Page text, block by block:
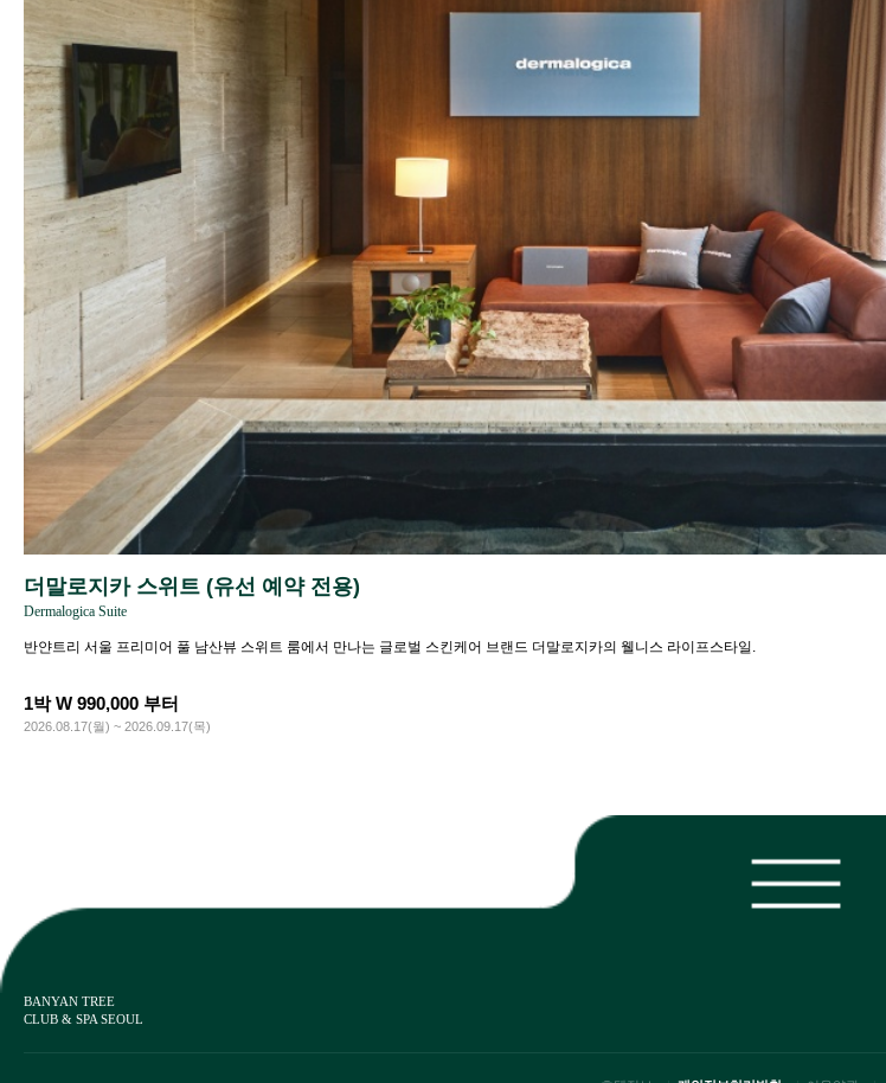
더말로지카 스위트 (유선 예약 전용)
Dermalogica Suite
반얀트리 서울 프리미어 풀 남산뷰 스위트 룸에서 만나는 글로벌 스킨케어 브랜드 더말로지카의 웰니스 라이프스타일.
1박 W 990,000 부터
2026.08.17(월) ~ 2026.09.17(목)
BANYAN TREE
CLUB & SPA SEOUL